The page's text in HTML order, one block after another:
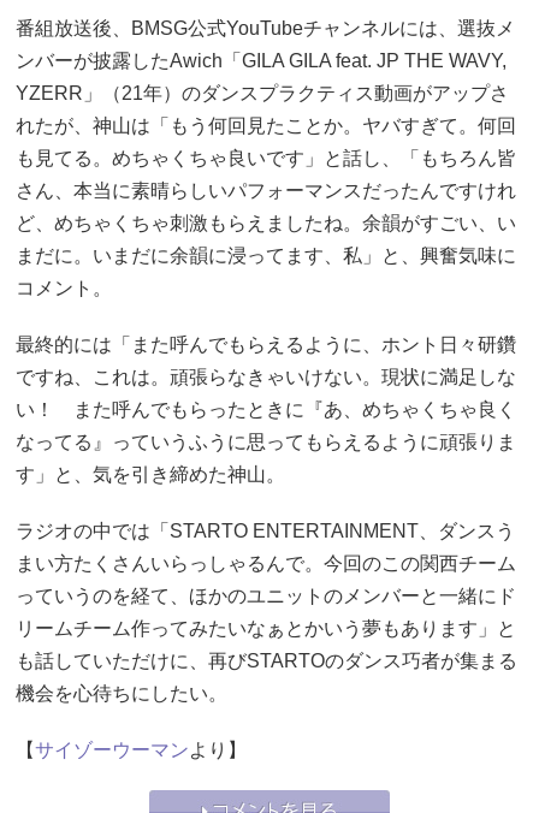
番組放送後、BMSG公式YouTubeチャンネルには、選抜メ
ンバーが披露したAwich「GILA GILA feat. JP THE WAVY,
YZERR」（21年）のダンスプラクティス動画がアップさ
れたが、神山は「もう何回見たことか。ヤバすぎて。何回
も見てる。めちゃくちゃ良いです」と話し、「もちろん皆
さん、本当に素晴らしいパフォーマンスだったんですけれ
ど、めちゃくちゃ刺激もらえましたね。余韻がすごい、い
まだに。いまだに余韻に浸ってます、私」と、興奮気味に
コメント。
最終的には「また呼んでもらえるように、ホント日々研鑽
ですね、これは。頑張らなきゃいけない。現状に満足しな
い！ また呼んでもらったときに『あ、めちゃくちゃ良く
なってる』っていうふうに思ってもらえるように頑張りま
す」と、気を引き締めた神山。
ラジオの中では「STARTO ENTERTAINMENT、ダンスう
まい方たくさんいらっしゃるんで。今回のこの関西チーム
っていうのを経て、ほかのユニットのメンバーと一緒にド
リームチーム作ってみたいなぁとかいう夢もあります」と
も話していただけに、再びSTARTOのダンス巧者が集まる
機会を心待ちにしたい。
【サイゾーウーマンより】